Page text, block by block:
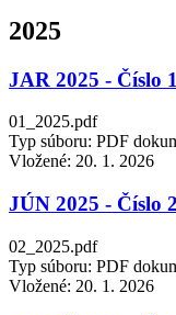
2025
JAR 2025 - Číslo 1
01_2025.pdf
Typ súboru: PDF
Vložené: 20. 1. 2026
JÚN 2025 - Číslo 2
02_2025.pdf
Typ súboru: PDF
Vložené: 20. 1. 2026